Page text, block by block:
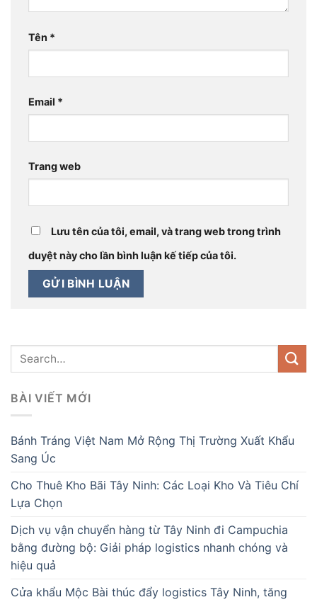
Tên *
Email *
Trang web
Lưu tên của tôi, email, và trang web trong trình
duyệt này cho lần bình luận kế tiếp của tôi.
BÀI VIẾT MỚI
Bánh Tráng Việt Nam Mở Rộng Thị Trường Xuất Khẩu
Sang Úc
Cho Thuê Kho Bãi Tây Ninh: Các Loại Kho Và Tiêu Chí
Lựa Chọn
Dịch vụ vận chuyển hàng từ Tây Ninh đi Campuchia
bằng đường bộ: Giải pháp logistics nhanh chóng và
hiệu quả
Cửa khẩu Mộc Bài thúc đẩy logistics Tây Ninh, tăng